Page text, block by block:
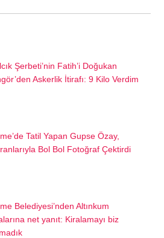
Şerbeti’nin Fatih’i Doğukan
Askerlik İtirafı: 9 Kilo Verdim
Tatil Yapan Gupse Özay,
Bol Bol Fotoğraf Çektirdi
Belediyesi’nden Altınkum
net yanıt: Kiralamayı biz